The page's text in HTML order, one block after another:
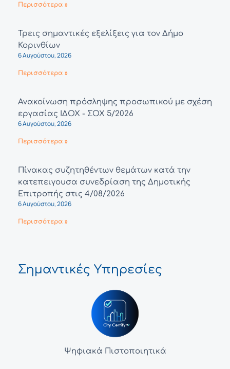
Περισσότερα »
Τρεις σημαντικές εξελίξεις για τον Δήμο
Κορινθίων
6 Αυγούστου, 2026
Περισσότερα »
Ανακοίνωση πρόσληψης προσωπικού με σχέση
εργασίας ΙΔΟΧ - ΣΟΧ 5/2026
6 Αυγούστου, 2026
Περισσότερα »
Πίνακας συζητηθέντων θεμάτων κατά την
κατεπειγουσα συνεδρίαση της Δημοτικής
Επιτροπής στις 4/08/2026
6 Αυγούστου, 2026
Περισσότερα »
Σημαντικές Υπηρεσίες
Ψηφιακά Πιστοποιητικά